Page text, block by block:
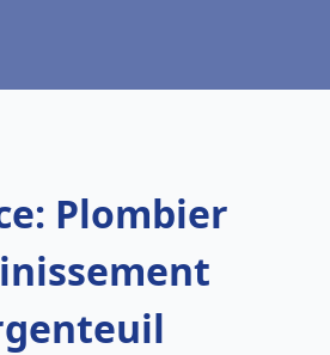
Plombier